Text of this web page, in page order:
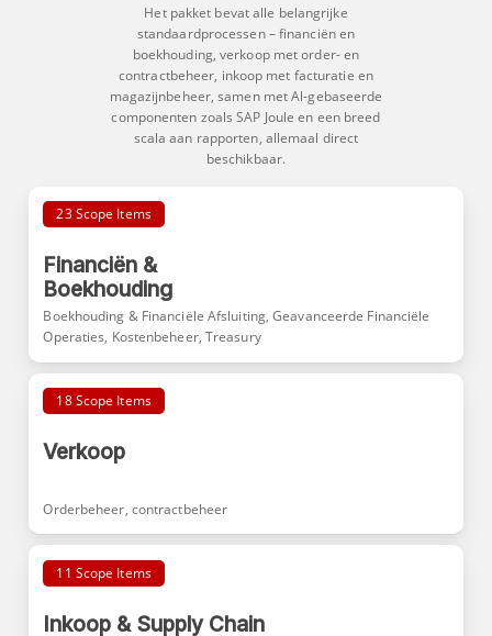
Het pakket bevat alle belangrijke
standaardprocessen – financiën en
boekhouding, verkoop met order- en
contractbeheer, inkoop met facturatie en
magazijnbeheer, samen met Al-gebaseerde
componenten zoals SAP Joule en een breed
scala aan rapporten, allemaal direct
beschikbaar.
23 Scope Items
Financiën &
Boekhouding
Boekhouding & Financiële Afsluiting, Geavanceerde Financiële
Operaties, Kostenbeheer, Treasury
18 Scope Items
Verkoop
Orderbeheer, contractbeheer
11 Scope Items
Inkoop & Supply Chain